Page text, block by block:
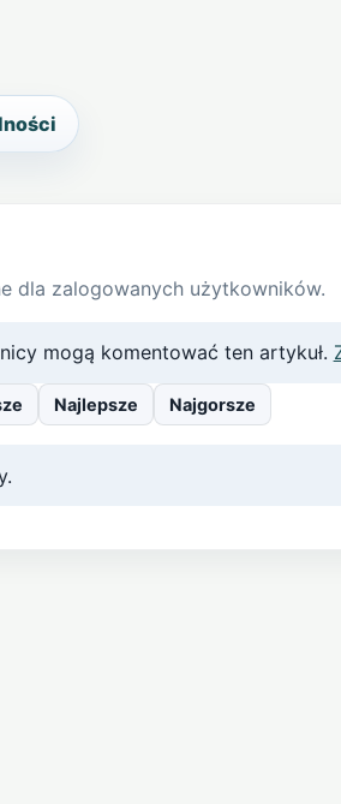
dla zalogowanych użytkowników.
mogą komentować ten artykuł.
Najlepsze Najgorsze